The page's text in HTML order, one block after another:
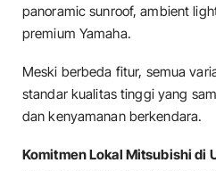
panoramic sunroof, ambient
premium Yamaha.
Meski berbeda fitur, semua
standar kualitas tinggi yang
dan kenyamanan berkendara.
Komitmen Lokal Mitsubishi di